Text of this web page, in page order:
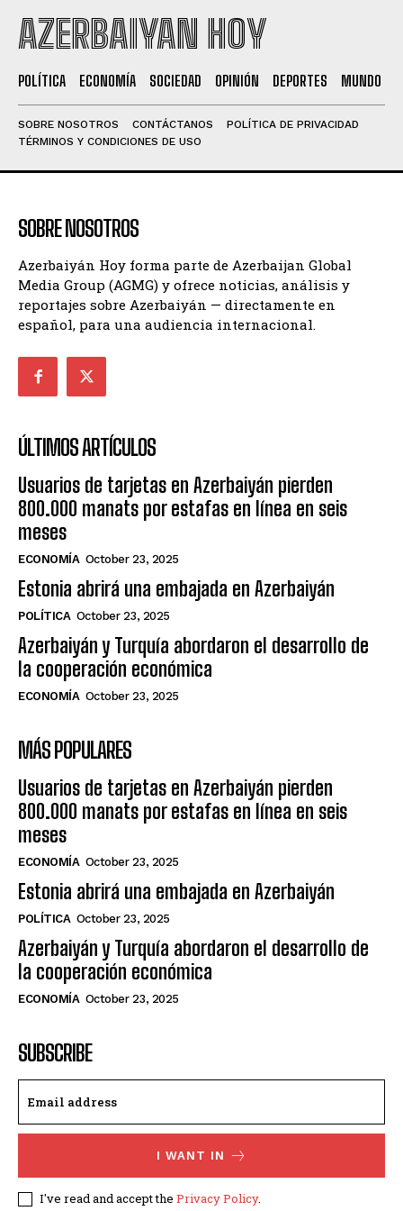
AZERBAIYAN HOY
POLÍTICA ECONOMÍA SOCIEDAD OPINIÓN DEPORTES MUNDO
SOBRE NOSOTROS CONTÁCTANOS
POLÍTICA DE PRIVACIDAD
TÉRMINOS Y CONDICIONES DE USO
SOBRE NOSOTROS
Azerbaiyán Hoy forma parte de Azerbaijan Global
Media Group (AGMG) y ofrece noticias, análisis y
reportajes sobre Azerbaiyán — directamente en
español, para una audiencia internacional.
ÚLTIMOS ARTÍCULOS
Usuarios de tarjetas en Azerbaiyán pierden
800.000 manats por estafas en línea en seis
meses
ECONOMÍA October 23, 2025
Estonia abrirá una embajada en Azerbaiyán
POLÍTICA October 23, 2025
Azerbaiyán y Turquía abordaron el desarrollo de
la cooperación económica
ECONOMÍA October 23, 2025
MÁS POPULARES
Usuarios de tarjetas en Azerbaiyán pierden
800.000 manats por estafas en línea en seis
meses
ECONOMÍA October 23, 2025
Estonia abrirá una embajada en Azerbaiyán
POLÍTICA October 23, 2025
Azerbaiyán y Turquía abordaron el desarrollo de
la cooperación económica
ECONOMÍA October 23, 2025
SUBSCRIBE
I WANT IN
I've read and accept the Privacy Policy.